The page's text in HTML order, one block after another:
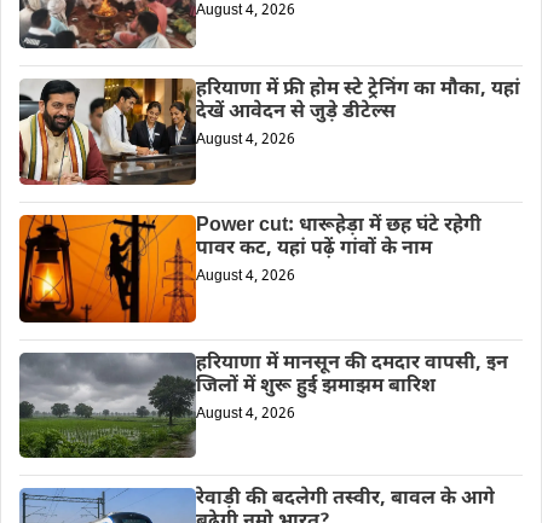
August 4, 2026
हरियाणा में फ्री होम स्टे ट्रेनिंग का मौका, यहां
देखें आवेदन से जुड़े डीटेल्स
August 4, 2026
Power cut: धारूहेड़ा में छह घंटे रहेगी
पावर कट, यहां पढ़ें गांवों के नाम
August 4, 2026
हरियाणा में मानसून की दमदार वापसी, इन
जिलों में शुरू हुई झमाझम बारिश
August 4, 2026
रेवाड़ी की बदलेगी तस्वीर, बावल के आगे